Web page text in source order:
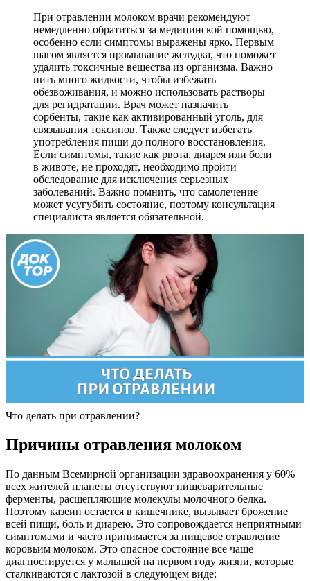
При отравлении молоком врачи рекомендуют
немедленно обратиться за медицинской помощью,
особенно если симптомы выражены ярко. Первым
шагом является промывание желудка, что поможет
удалить токсичные вещества из организма. Важно
пить много жидкости, чтобы избежать
обезвоживания, и можно использовать растворы
для регидратации. Врач может назначить
сорбенты, такие как активированный уголь, для
связывания токсинов. Также следует избегать
употребления пищи до полного восстановления.
Если симптомы, такие как рвота, диарея или боли
в животе, не проходят, необходимо пройти
обследование для исключения серьезных
заболеваний. Важно помнить, что самолечение
может усугубить состояние, поэтому консультация
специалиста является обязательной.
Что делать при отравлении?
Причины отравления молоком
По данным Всемирной организации здравоохранения у 60%
всех жителей планеты отсутствуют пищеварительные
ферменты, расщепляющие молекулы молочного белка.
Поэтому казеин остается в кишечнике, вызывает брожение
всей пищи, боль и диарею. Это сопровождается неприятными
симптомами и часто принимается за пищевое отравление
коровьим молоком. Это опасное состояние все чаще
диагностируется у малышей на первом году жизни, которые
сталкиваются с лактозой в следующем виде: